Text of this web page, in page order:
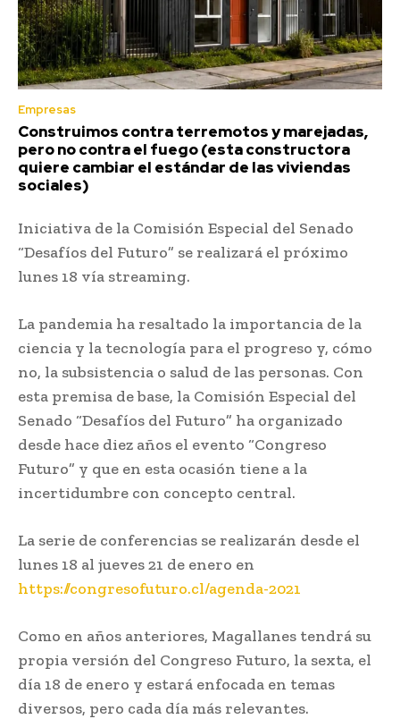
Empresas
Construimos contra terremotos y marejadas,
pero no contra el fuego (esta constructora
quiere cambiar el estándar de las viviendas
sociales)
Iniciativa de la Comisión Especial del Senado
“Desafíos del Futuro” se realizará el próximo
lunes 18 vía streaming.
La pandemia ha resaltado la importancia de la
ciencia y la tecnología para el progreso y, cómo
no, la subsistencia o salud de las personas. Con
esta premisa de base, la Comisión Especial del
Senado “Desafíos del Futuro” ha organizado
desde hace diez años el evento “Congreso
Futuro” y que en esta ocasión tiene a la
incertidumbre con concepto central.
La serie de conferencias se realizarán desde el
lunes 18 al jueves 21 de enero en
https://congresofuturo.cl/agenda-2021
Como en años anteriores, Magallanes tendrá su
propia versión del Congreso Futuro, la sexta, el
día 18 de enero y estará enfocada en temas
diversos, pero cada día más relevantes.